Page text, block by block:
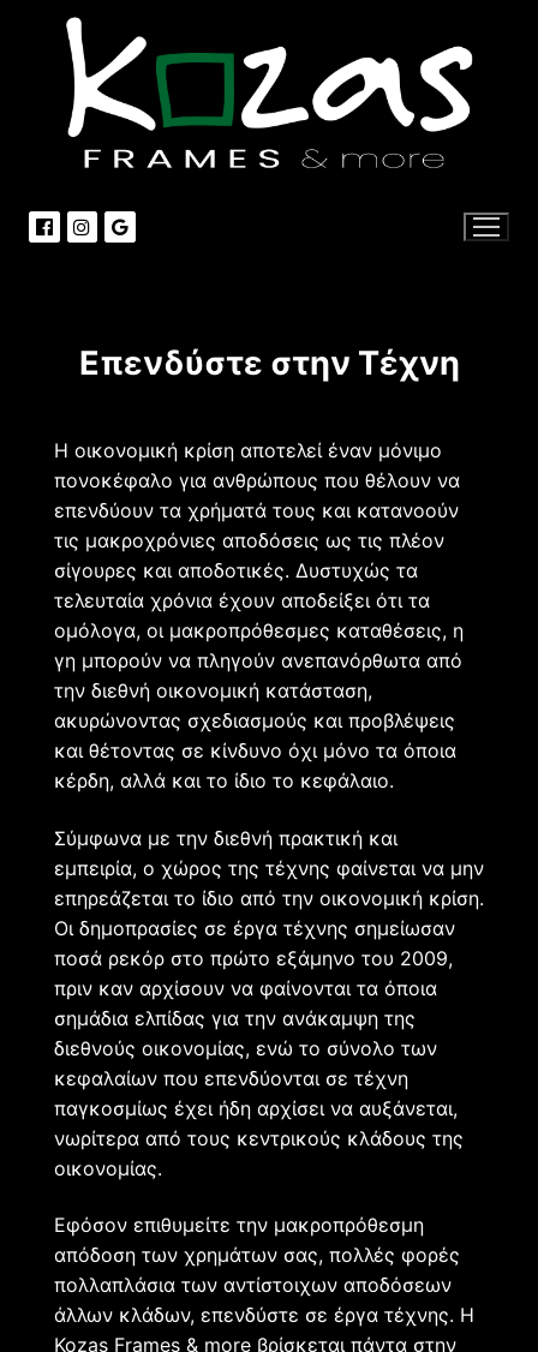
Μετάβαση
περιεχόμενο
Επενδύστε στην Τέχνη
Η οικονομική κρίση αποτελεί έναν μόνιμο
πονοκέφαλο για ανθρώπους που θέλουν να
επενδύουν τα χρήματά τους και κατανοούν
τις μακροχρόνιες αποδόσεις ως τις πλέον
σίγουρες και αποδοτικές. Δυστυχώς τα
τελευταία χρόνια έχουν αποδείξει ότι τα
ομόλογα, οι μακροπρόθεσμες καταθέσεις, η
γη μπορούν να πληγούν ανεπανόρθωτα από
την διεθνή οικονομική κατάσταση,
ακυρώνοντας σχεδιασμούς και προβλέψεις
και θέτοντας σε κίνδυνο όχι μόνο τα όποια
κέρδη, αλλά και το ίδιο το κεφάλαιο.
Σύμφωνα με την διεθνή πρακτική και
εμπειρία, ο χώρος της τέχνης φαίνεται να μην
επηρεάζεται το ίδιο από την οικονομική κρίση.
Οι δημοπρασίες σε έργα τέχνης σημείωσαν
ποσά ρεκόρ στο πρώτο εξάμηνο του 2009,
πριν καν αρχίσουν να φαίνονται τα όποια
σημάδια ελπίδας για την ανάκαμψη της
διεθνούς οικονομίας, ενώ το σύνολο των
κεφαλαίων που επενδύονται σε τέχνη
παγκοσμίως έχει ήδη αρχίσει να αυξάνεται,
νωρίτερα από τους κεντρικούς κλάδους της
οικονομίας.
Εφόσον επιθυμείτε την μακροπρόθεσμη
απόδοση των χρημάτων σας, πολλές φορές
πολλαπλάσια των αντίστοιχων αποδόσεων
άλλων κλάδων, επενδύστε σε έργα τέχνης. Η
Kozas Frames & more βρίσκεται πάντα στην